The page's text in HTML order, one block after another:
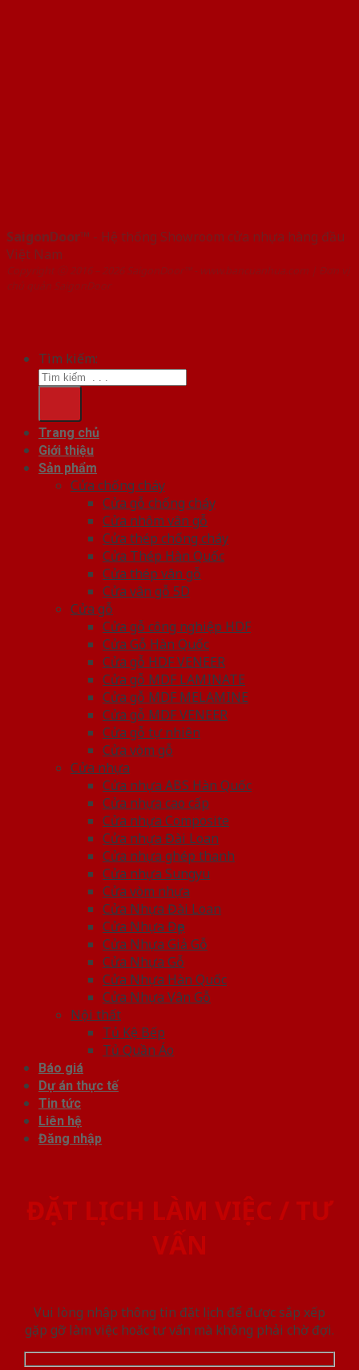
SaigonDoor™ - Hệ thống Showroom cửa nhựa hàng đầu
Việt Nam
Copyright ⓒ 2016 – 2026 SaigonDoor™ - www.bancuanhua.com | Đơn vị
chủ quản SaigonDoor
Tìm kiếm:
Trang chủ
Giới thiệu
Sản phẩm
Cửa chống cháy
Cửa gỗ chống cháy
Cửa nhôm vân gỗ
Cửa thép chống cháy
Cửa Thép Hàn Quốc
Cửa thép vân gỗ
Cửa vân gỗ 5D
Cửa gỗ
Cửa gỗ công nghiệp HDF
Cửa Gỗ Hàn Quốc
Cửa gỗ HDF VENEER
Cửa gỗ MDF LAMINATE
Cửa gỗ MDF MELAMINE
Cửa gỗ MDF VENEER
Cửa gỗ tự nhiên
Cửa vòm gỗ
Cửa nhựa
Cửa nhựa ABS Hàn Quốc
Cửa nhựa cao cấp
Cửa nhựa Composite
Cửa nhựa Đài Loan
Cửa nhựa ghép thanh
Cửa nhựa Sungyu
Cửa vòm nhựa
Cửa Nhựa Đài Loan
Cửa Nhựa Đẹp
Cửa Nhựa Giả Gỗ
Cửa Nhựa Gỗ
Cửa Nhựa Hàn Quốc
Cửa Nhựa Vân Gỗ
Nội thất
Tủ Kệ Bếp
Tủ Quần Áo
Báo giá
Dự án thực tế
Tin tức
Liên hệ
Đăng nhập
ĐẶT LỊCH LÀM VIỆC / TƯ
VẤN
Vui lòng nhập thông tin đặt lịch để được sắp xếp
gặp gỡ làm việc hoăc tư vấn mà không phải chờ đợi.